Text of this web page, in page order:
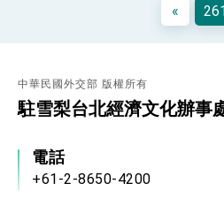
我國政府將在美國亞
事處」，進一步深化台
«
中華民國外交部 版權所有
駐雪梨台北經濟文化辦事
電話
+61-2-8650-4200